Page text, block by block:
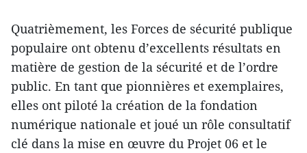
Quatrièmement, les Forces de sécurité publique
populaire ont obtenu d’excellents résultats en
matière de gestion de la sécurité et de l’ordre
public. En tant que pionnières et exemplaires,
elles ont piloté la création de la fondation
numérique nationale et joué un rôle consultatif
clé dans la mise en œuvre du Projet 06 et le